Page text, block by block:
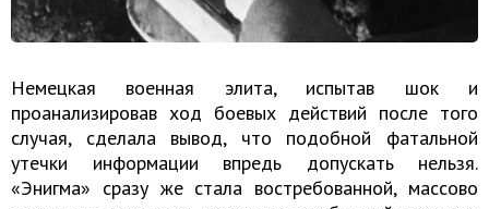
Немецкая военная элита, испытав шок и
проанализировав ход боевых действий после того
случая, сделала вывод, что подобной фатальной
утечки информации впредь допускать нельзя.
«Энигма» сразу же стала востребованной, массово